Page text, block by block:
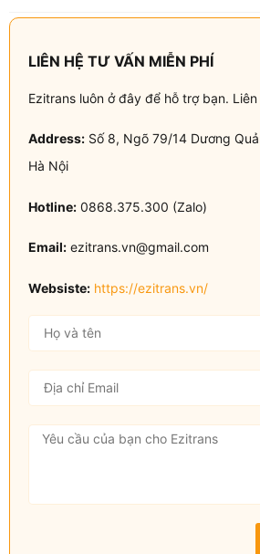
LIÊN HỆ TƯ VẤN MIỄN PHÍ
Ezitrans luôn ở đây để hỗ trợ bạn.
Address: Số 8, Ngõ 79/14 Dương
Hà Nội
Hotline: 0868.375.300 (Zalo)
Email: ezitrans.vn@gmail.com
Websiste: https://ezitrans.vn/